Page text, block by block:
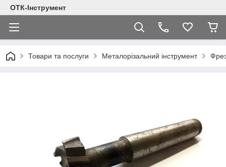
ОТК-Інструмент
Товари та послуги Металорізальний інструмент